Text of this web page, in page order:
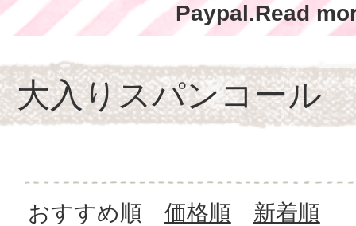
Paypal.Read
大入りスパンコール
おすすめ順 価格順 新着順